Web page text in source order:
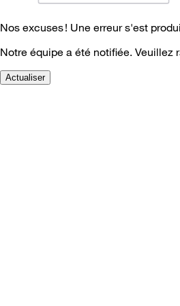
Nos excuses ! Une erreur s'est
Notre équipe a été notifiée. Veuillez
Actualiser